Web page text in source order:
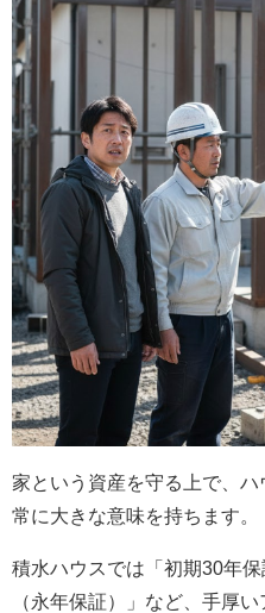
家という資産を守る上で、
常に大きな意味を持ちます。
積水ハウスでは「初期30年
（永年保証）」など、手厚